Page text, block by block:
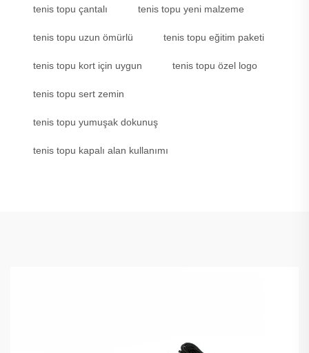
tenis topu çantalı tenis topu yeni malzeme
tenis topu uzun ömürlü tenis topu eğitim paketi
tenis topu kort için uygun tenis topu özel logo
tenis topu sert zemin
tenis topu yumuşak dokunuş
tenis topu kapalı alan kullanımı